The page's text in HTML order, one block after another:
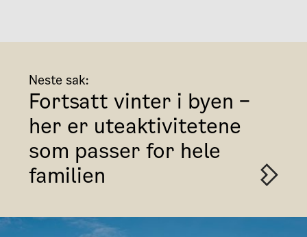
Neste sak:
Fortsatt vinter i byen –
her er uteaktivitetene
som passer for hele
familien